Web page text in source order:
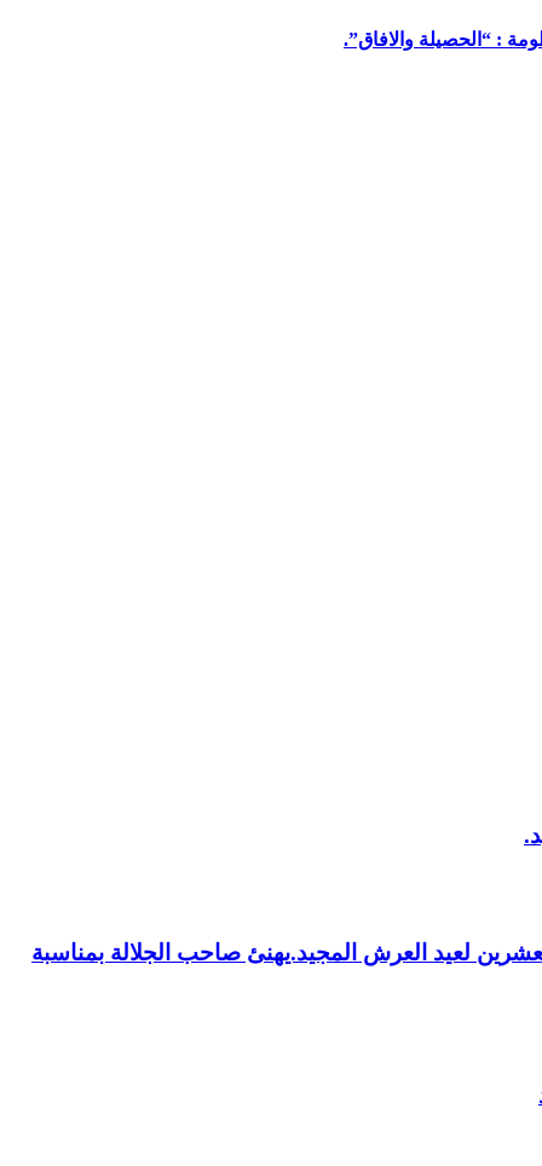
: “الحصيلة والافاق”.
لعيد العرش المجيد.يهنئ صاحب الجلالة بمناسبة